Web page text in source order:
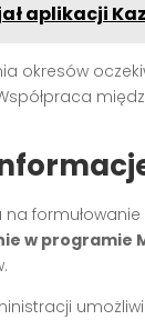
aplikacji
okresów
w programie